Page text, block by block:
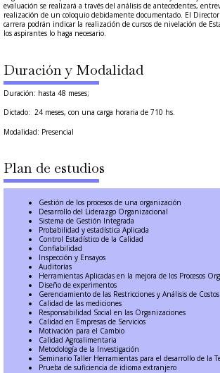
evaluación se realizará a través del análisis de antecedentes,
realización de un coloquio debidamente documentado. El Director
carrera podrán indicar la realización de cursos de nivelación de
los aspirantes lo haga necesario.
Duración y Modalidad
Duración: hasta 48 meses;
Dictado: 24 meses, con una carga horaria de 710 hs.
Modalidad: Presencial
Plan de estudios
Gestión de los procesos de una organización
Desarrollo del Liderazgo Organizacional
Sistema de Gestión Integrada
Probabilidad y estadística Aplicada
Control Estadístico de la Calidad
Confiabilidad
Inspección y Ensayos
Auditorías
Herramientas Aplicadas en la mejora de los Procesos
Diseño de experimentos
Gerenciamiento de las Restricciones y Análisis de Costos
Calidad de las mediciones
Responsabilidad Social en las Organizaciones
Calidad en Empresas de Servicios
Motivación para el Cambio
Calidad Agroalimentaria
Metodología de la Investigación
Seminario Taller Herramientas para el desarrollo de la
Prueba de suficiencia de idioma extranjero